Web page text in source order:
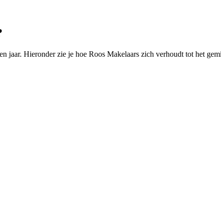
jaar. Hieronder zie je hoe Roos Makelaars zich verhoudt tot het